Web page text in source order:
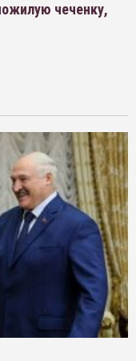
чеченку,